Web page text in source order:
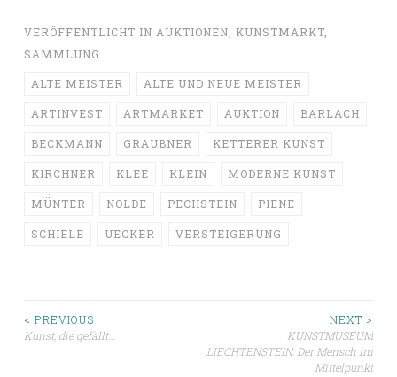
VERÖFFENTLICHT IN AUKTIONEN KUNSTMARKT
SAMMLUNG
ALTE MEISTER ALTE UND NEUE MEISTER
ARTINVEST ARTMARKET AUKTION BARLACH
BECKMANN GRAUBNER KETTERER KUNST
KIRCHNER KLEE KLEIN MODERNE KUNST
MÜNTER NOLDE PECHSTEIN PIENE
SCHIELE UECKER VERSTEIGERUNG
Beitragsnavigation
< PREVIOUS
Kunst, die gefällt…
NEXT >
KUNSTMUSEUM
LIECHTENSTEIN: Der Mensch im
Mittelpunkt